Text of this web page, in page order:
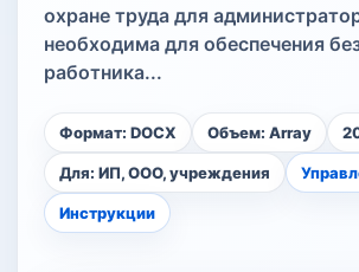
охране труда для
необходима для обеспечения
работника...
Формат: DOCX Объем: Array
Для: ИП, ООО, учреждения
Инструкции